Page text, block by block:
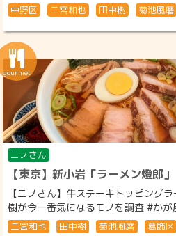
中野区 二宮和也 田中樹 菊池風磨
ニノさん
【東京】新小岩「ラーメン燈郎」
【ニノさん】牛ステーキトッピング
樹が今一番気になるモノを調査 #か
二宮和也 田中樹 菊池風磨 葛飾区